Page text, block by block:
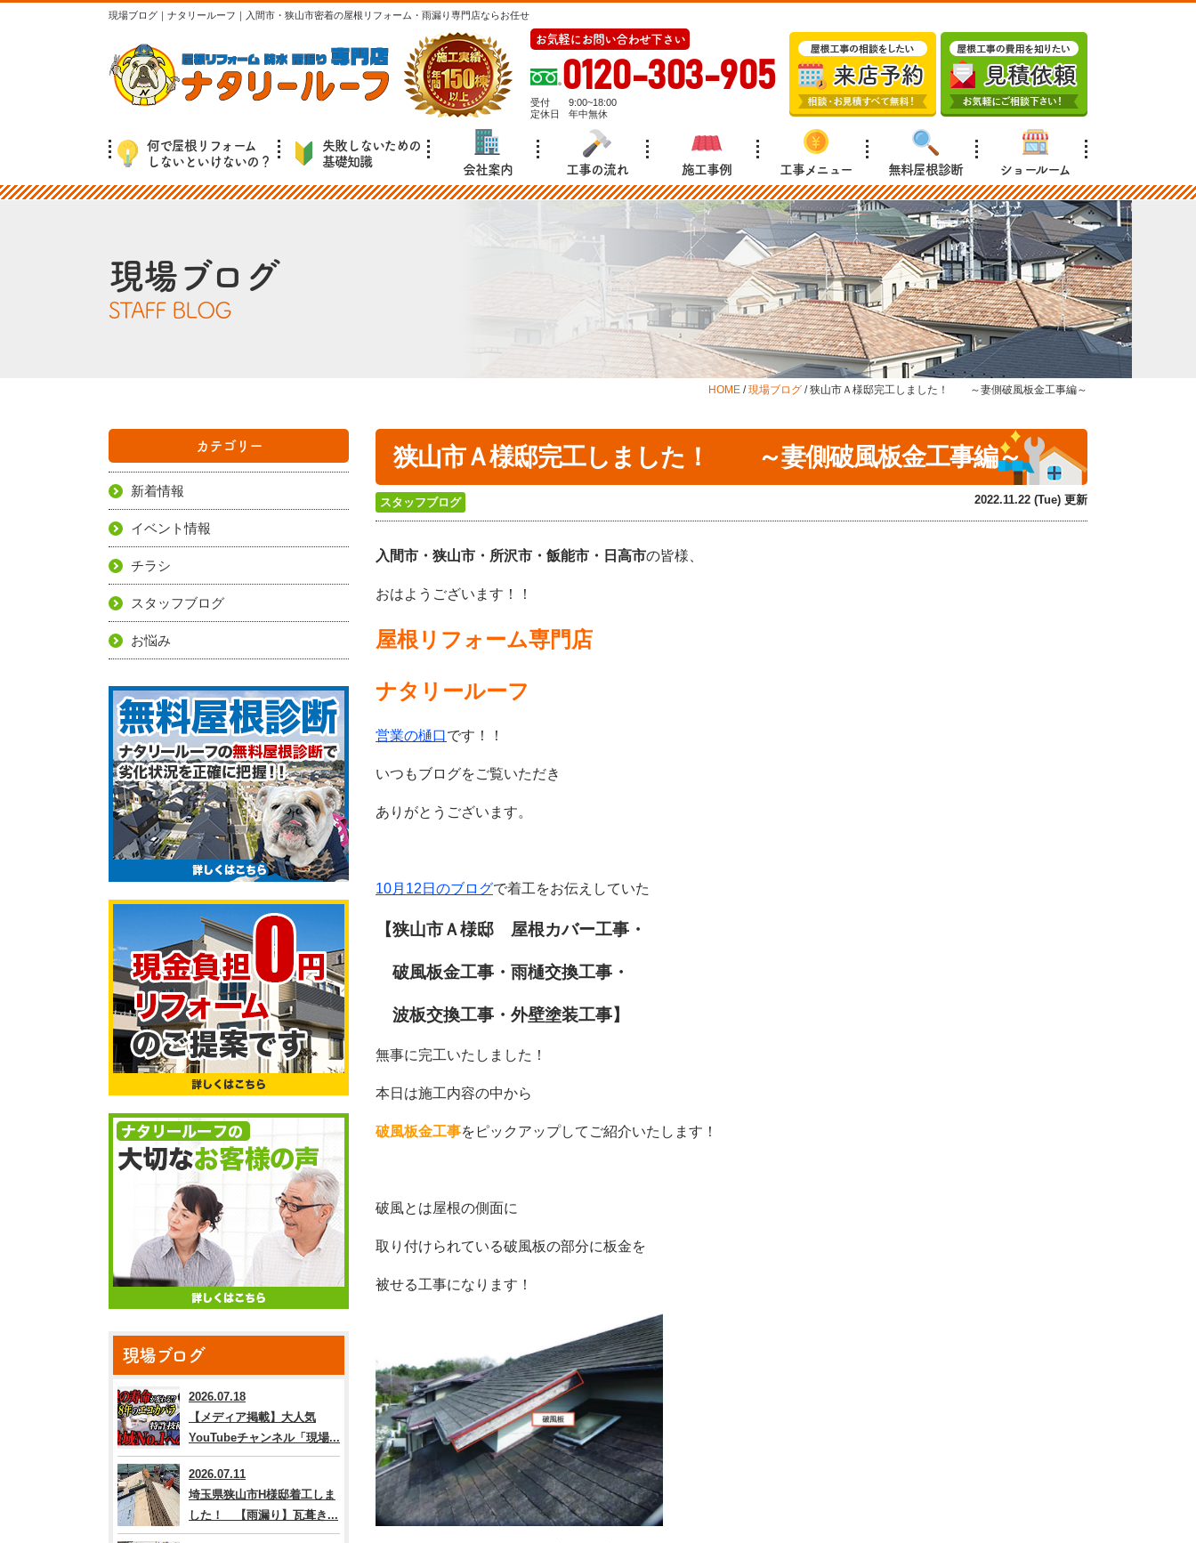
現場ブログ｜ナタリールーフ｜入間市・狭山市密着の屋根リフォーム・雨漏り専門店ならお任せ
お気軽にお問い合わせ下さい
0120-303-905
受付
9:00~18:00
定休日
年中無休
何で屋根リフォーム
しないといけないの？
失敗しないための
基礎知識
会社案内 工事の流れ 施工事例 工事メニュー 無料屋根診断 ショールーム
現場ブログ
STAFF BLOG
HOME /現場ブログ /狭山市Ａ様邸完工しました！ ～妻側破風板金工事編～
狭山市Ａ様邸完工しました！ ～妻側破風板金工事編～
スタッフブログ 2022.11.22 (Tue) 更新
入間市・狭山市・所沢市・飯能市・日高市の皆様、
おはようございます！！
屋根リフォーム専門店
ナタリールーフ
営業の樋口です！！
いつもブログをご覧いただき
ありがとうございます。
10月12日のブログで着工をお伝えしていた
【狭山市Ａ様邸 屋根カバー工事・
破風板金工事・雨樋交換工事・
波板交換工事・外壁塗装工事】
無事に完工いたしました！
本日は施工内容の中から
破風板金工事をピックアップしてご紹介いたします！
破風とは屋根の側面に
取り付けられている破風板の部分に板金を
被せる工事になります！
カテゴリー
新着情報
イベント情報
チラシ
スタッフブログ
お悩み
現場ブログ
2026.07.18
【メディア掲載】大人気
YouTubeチャンネル「現場...
2026.07.11
埼玉県狭山市H様邸着工しま
した！ 【雨漏り】瓦葺き...